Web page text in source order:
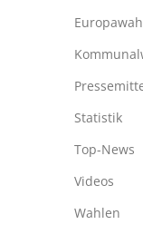
Statistik
Top-News
Videos
Wahlen